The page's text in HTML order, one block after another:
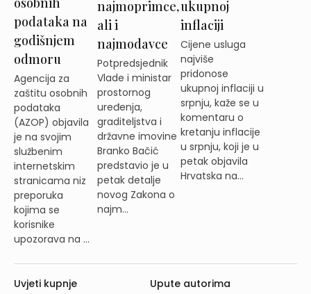
podataka na
godišnjem
odmoru
Agencija za
zaštitu osobnih
podataka
(AZOP) objavila
je na svojim
službenim
internetskim
stranicama niz
preporuka
kojima se
korisnike
upozorava na ...
najmoprimce,
ali i
najmodavce
Potpredsjednik
Vlade i ministar
prostornog
uređenja,
graditeljstva i
državne imovine
Branko Bačić
predstavio je u
petak detalje
novog Zakona o
najm...
ukupnoj
inflaciji
Cijene usluga
najviše
pridonose
ukupnoj inflaciji u
srpnju, kaže se u
komentaru o
kretanju inflacije
u srpnju, koji je u
petak objavila
Hrvatska na...
Uvjeti kupnje Upute autorima